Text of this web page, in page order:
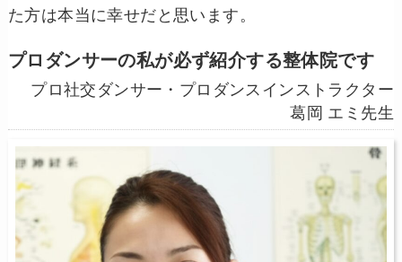
た方は本当に幸せだと思います。
プロダンサーの私が必ず紹介する整体院です
プロ社交ダンサー・プロダンスインストラクター
葛岡 エミ先生